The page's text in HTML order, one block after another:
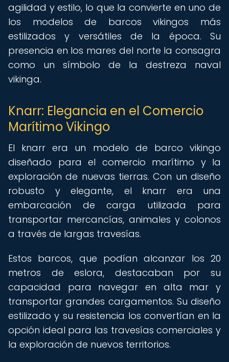
agilidad y estilo, lo que la convierte en uno de
los modelos de barcos vikingos más
estilizados y versátiles de la época. Su
presencia en los mares del norte la consagra
como un símbolo de la destreza naval
vikinga.
Knarr: Elegancia en el Comercio
Marítimo Vikingo
El knarr era un modelo de barco vikingo
diseñado para el comercio marítimo y la
exploración de nuevas tierras. Con un diseño
robusto y elegante, el knarr era una
embarcación de carga utilizada para
transportar mercancías, animales y colonos
a través de largas travesías.
Estos barcos, que podían alcanzar los 20
metros de eslora, destacaban por su
capacidad para navegar en alta mar y
transportar grandes cargamentos. Su diseño
estilizado y su resistencia los convertían en la
opción ideal para las travesías comerciales y
la exploración de nuevos territorios.